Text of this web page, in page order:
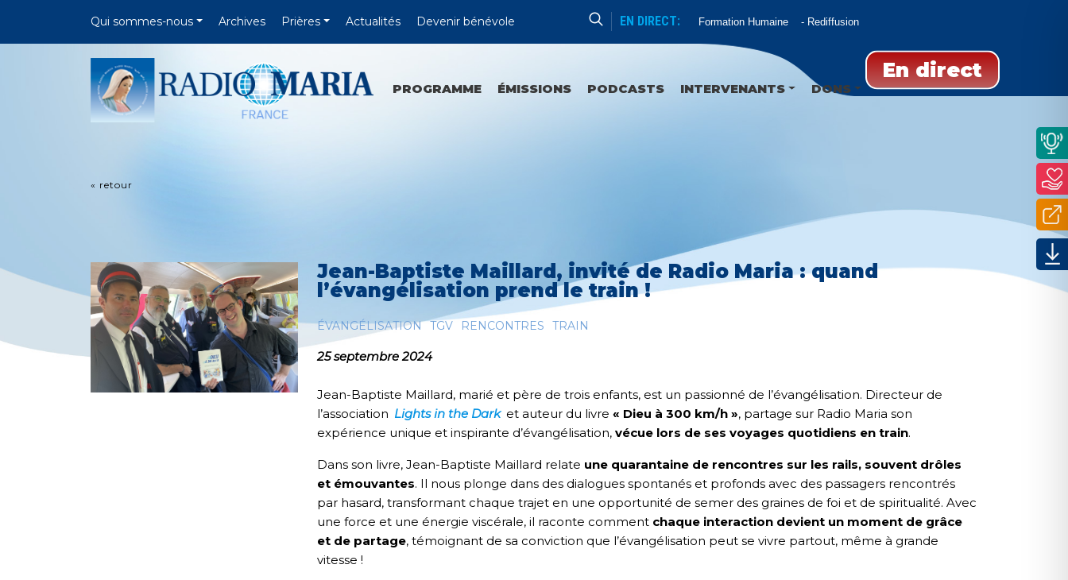
Qui sommes-nous Archives Prières Actualités Devenir bénévole EN DIRECT: Formation Humaine Rediffusion
En direct
PROGRAMME ÉMISSIONS PODCASTS INTERVENANTS DONS
« retour
Jean-Baptiste Maillard, invité de Radio Maria : quand
l’évangélisation prend le train !
ÉVANGÉLISATION TGV RENCONTRES TRAIN
25 septembre 2024
Jean-Baptiste Maillard, marié et père de trois enfants, est un passionné de l’évangélisation. Directeur de
l’association Lights in the Dark et auteur du livre « Dieu à 300 km/h », partage sur Radio Maria son
expérience unique et inspirante d’évangélisation, vécue lors de ses voyages quotidiens en train.
Dans son livre, Jean-Baptiste Maillard relate une quarantaine de rencontres sur les rails, souvent drôles
et émouvantes. Il nous plonge dans des dialogues spontanés et profonds avec des passagers rencontrés
par hasard, transformant chaque trajet en une opportunité de semer des graines de foi et de spiritualité. Avec
une force et une énergie viscérale, il raconte comment chaque interaction devient un moment de grâce
et de partage, témoignant de sa conviction que l’évangélisation peut se vivre partout, même à grande
vitesse !